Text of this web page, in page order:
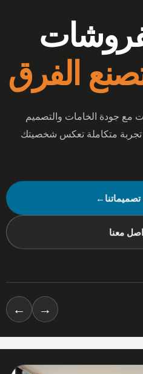
الفرق
مع جودة الخامات والتصميم
تجربة متكاملة تعكس شخصيتك
←
معنا
→
←